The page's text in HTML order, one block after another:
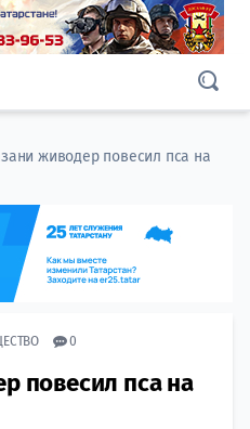
живодер повесил пса на
0
повесил пса на